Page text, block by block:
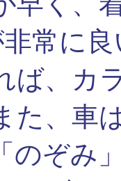
非常に
ば、カ
た、車
のぞみ